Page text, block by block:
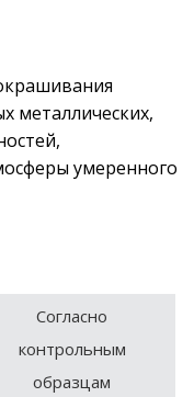
металлических,
умеренного
Согласно
контрольным
образцам